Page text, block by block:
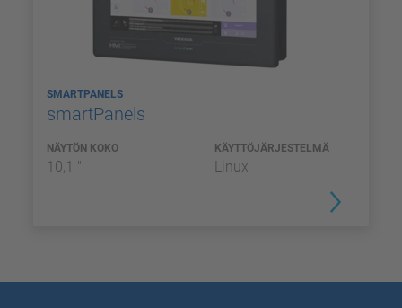
SMARTPANELS
smartPanels
NÄYTÖN KOKO
10,1 "
KÄYTTÖJÄRJESTELMÄ
Linux